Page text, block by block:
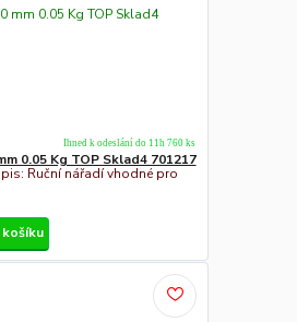
0.05 Kg TOP Sklad4 701217
Ruční nářadí vhodné pro
Ihned k odeslání do 11h 760 ks
košíku